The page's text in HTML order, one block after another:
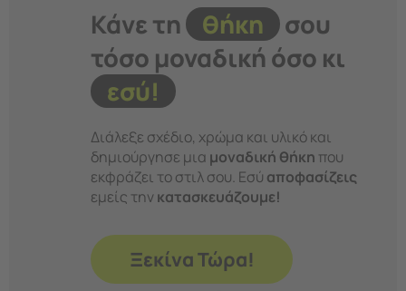
Κάνε τη θήκη
σου
τόσο μοναδική όσο κι
εσύ!
Διάλεξε σχέδιο, χρώμα και υλικό και
δημιούργησε μια μοναδική θήκη που
εκφράζει το στιλ σου. Εσύ αποφασίζεις
εμείς την κατασκευάζουμε!
Ξεκίνα Τώρα!